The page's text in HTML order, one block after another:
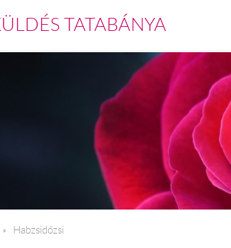
TATABÁNYA
Habzsidőzsi